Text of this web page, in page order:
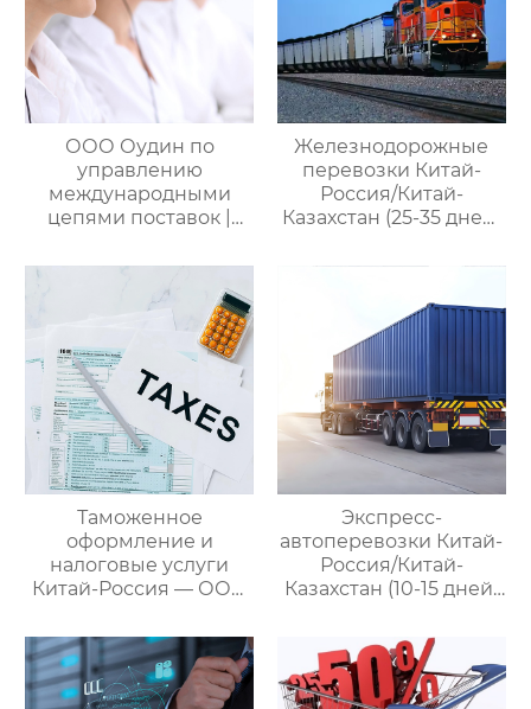
ООО Оудин по
управлению
международными
цепями поставок |
услуги для полного
цикла
посреднических
закупок Китай-Россия
Железнодорожные
перевозки Китай-
Россия/Китай-
Казахстан (25-35 дней)
управлению
цепями поставок
Таможенное
оформление и
налоговые услуги
Китай-Россия — ООО
международными
цепями поставок
Экспресс-
автоперевозки Китай-
Россия/Китай-
Казахстан (10-15 дней)
управлению
международными
цепями поставок